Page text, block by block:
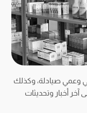
وعمي صيادلة، وكذلك
آخر أخبار وتحديثات